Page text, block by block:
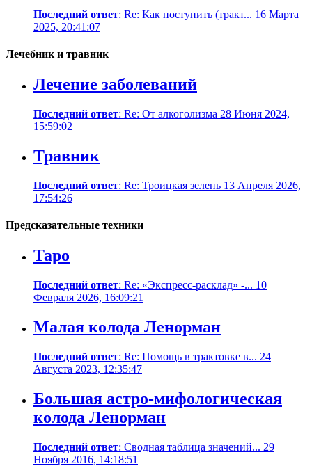
Последний ответ: Re: Как поступить (тракт... 16 Марта
2025, 20:41:07
Лечебник и травник
Лечение заболеваний
Последний ответ: Re: От алкоголизма 28 Июня 2024,
15:59:02
Травник
Последний ответ: Re: Троицкая зелень 13 Апреля 2026,
17:54:26
Предсказательные техники
Таро
Последний ответ: Re: «Экспресс-расклад» -... 10
Февраля 2026, 16:09:21
Малая колода Ленорман
Последний ответ: Re: Помощь в трактовке в... 24
Августа 2023, 12:35:47
Большая астро-мифологическая
колода Ленорман
Последний ответ: Сводная таблица значений... 29
Ноября 2016, 14:18:51